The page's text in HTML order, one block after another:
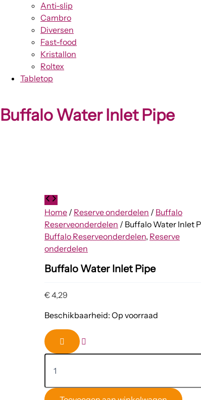
Anti-slip
Cambro
Diversen
Fast-food
Kristallon
Roltex
Tabletop
Buffalo Water Inlet Pipe
Home / Reserve onderdelen / Buffalo
Reserveonderdelen / Buffalo Water Inlet
Buffalo Reserveonderdelen, Reserve
onderdelen
Buffalo Water Inlet Pipe
€4,29
Beschikbaarheid: Op voorraad